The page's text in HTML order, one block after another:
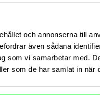
och annonserna till
även sådana
som vi samarbetar med.
som de har samlat in när